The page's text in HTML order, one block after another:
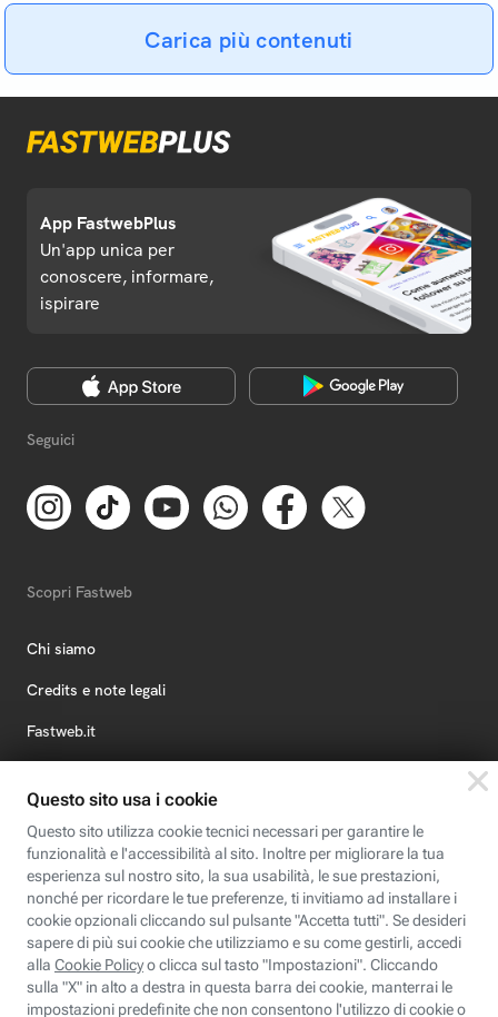
Carica più contenuti
App FastwebPlus
Un'app unica per
conoscere, informare,
ispirare
Seguici
Scopri Fastweb
Chi siamo
Credits e note legali
Fastweb.it
Fastweb Digital Academy
STEP FuturAbility District
Insieme, siamo futuro